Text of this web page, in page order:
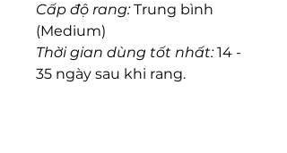
Cấp độ rang:Trung bình
(Medium)
Thời gian dùng tốt nhất:14 -
35 ngày sau khi rang.